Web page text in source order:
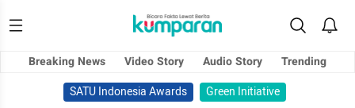
Breaking News Video Story Audio Story
Trending
SATU Indonesia Awards
Green Initiative